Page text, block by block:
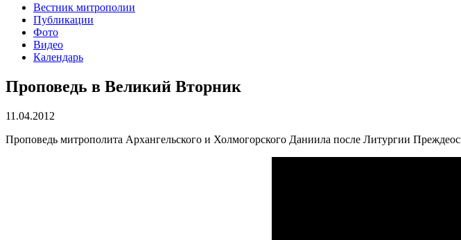
Вестник митрополии
Публикации
Фото
Видео
Календарь
Проповедь в Великий Вторник
11.04.2012
Проповедь митрополита Архангельского и Холмогорского Даниила после Литургии